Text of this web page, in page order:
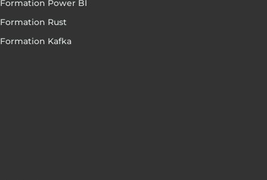
Formation Power BI
Formation Rust
Formation Kafka